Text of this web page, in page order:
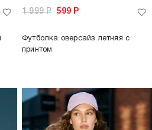
1 999Р 599 Р
Футболка оверсайз летняя с
принтом